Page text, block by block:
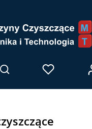
Otwórz wyszukiwarkę
Szukaj Ulubione